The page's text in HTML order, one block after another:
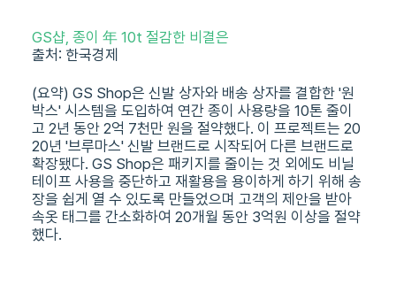
GS샵, 종이 年 10t 절감한 비결은
출처: 한국경제
(요약) GS Shop은 신발 상자와 배송 상자를 결합한 '원
박스' 시스템을 도입하여 연간 종이 사용량을 10톤 줄이
고 2년 동안 2억 7천만 원을 절약했다. 이 프로젝트는 20
20년 '브루마스' 신발 브랜드로 시작되어 다른 브랜드로
확장됐다. GS Shop은 패키지를 줄이는 것 외에도 비닐
테이프 사용을 중단하고 재활용을 용이하게 하기 위해 송
장을 쉽게 열 수 있도록 만들었으며 고객의 제안을 받아
속옷 태그를 간소화하여 20개월 동안 3억원 이상을 절약
했다.